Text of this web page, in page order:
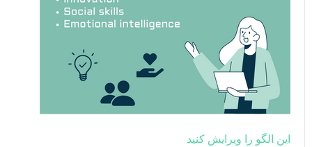
این الگو را ویرایش کنید